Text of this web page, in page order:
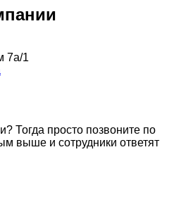
7а/1
Тогда просто позвоните по
выше и сотрудники ответят